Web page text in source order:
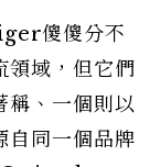
傻傻分不
領域，但它們
稱、一個則以
自同一個品牌